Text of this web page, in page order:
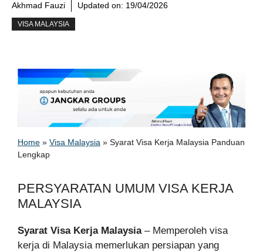
Akhmad Fauzi Updated on: 19/04/2026
VISA MALAYSIA
Home » Visa Malaysia » Syarat Visa Kerja Malaysia Panduan
Lengkap
PERSYARATAN UMUM VISA KERJA
MALAYSIA
Syarat Visa Kerja Malaysia– Memperoleh visa
kerja di Malaysia memerlukan persiapan yang